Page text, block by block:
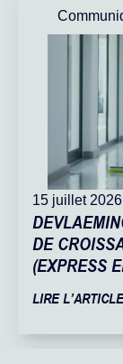
15 juillet 2026
DE
(EXPRESS
LIRE L’ARTICLE